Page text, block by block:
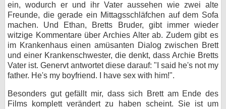
ein, wodurch er und ihr Vater aussehen wie zwei alte
Freunde, die gerade ein Mittagsschläfchen auf dem Sofa
machen. Und Ethan, Bretts Bruder, gibt immer wieder
witzige Kommentare über Archies Alter ab. Zudem gibt es
im Krankenhaus einen amüsanten Dialog zwischen Brett
und einer Krankenschwester, die denkt, dass Archie Bretts
Vater ist. Genervt antwortet diese darauf: "I said he's not my
father. He's my boyfriend. I have sex with him!".
Besonders gut gefällt mir, dass sich Brett am Ende des
Films komplett verändert zu haben scheint. Sie ist um